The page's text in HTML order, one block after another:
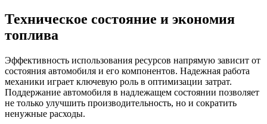
Техническое состояние и экономия
топлива
Эффективность использования ресурсов напрямую зависит от
состояния автомобиля и его компонентов. Надежная работа
механики играет ключевую роль в оптимизации затрат.
Поддержание автомобиля в надлежащем состоянии позволяет
не только улучшить производительность, но и сократить
ненужные расходы.